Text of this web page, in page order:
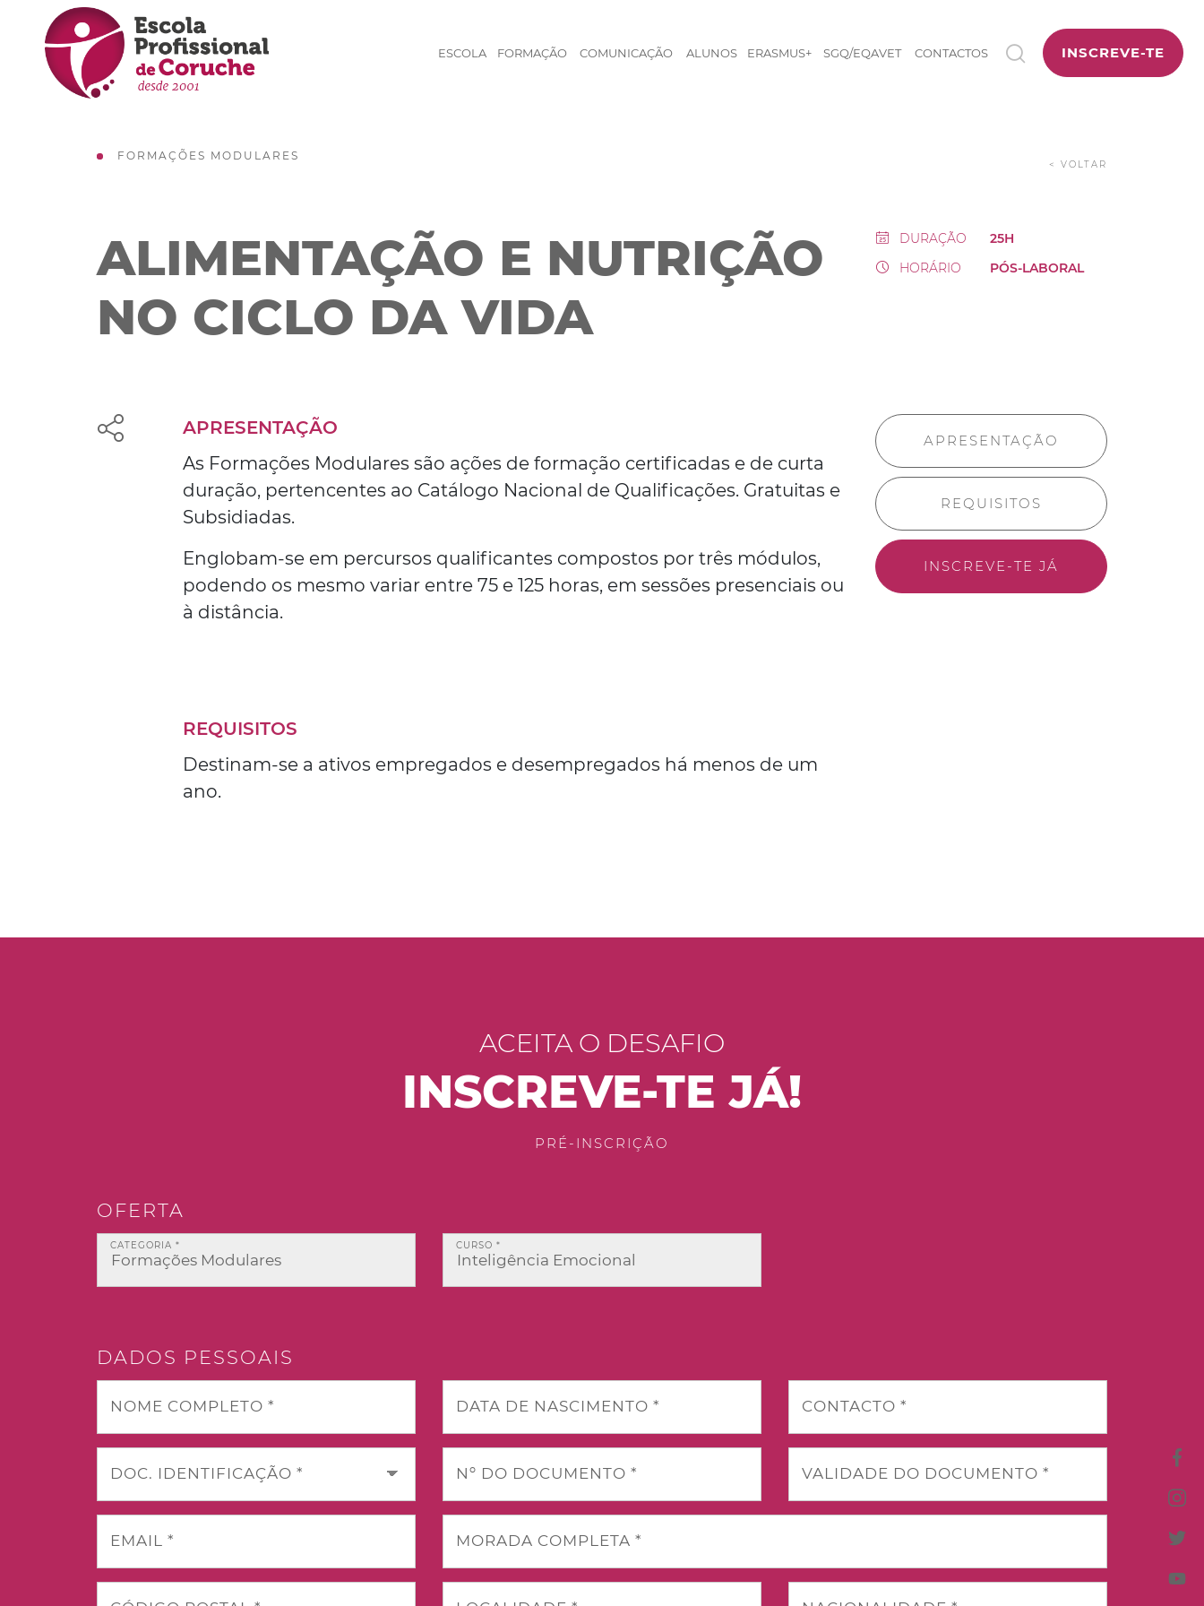
ESCOLA FORMAÇÃO COMUNICAÇÃO ALUNOS ERASMUS+ SGQ/EQAVET CONTACTOS INSCREVE-TE
FORMAÇÕES MODULARES
< VOLTAR
ALIMENTAÇÃO E NUTRIÇÃO
NO CICLO DA VIDA
DURAÇÃO
25H
HORÁRIO
PÓS-LABORAL
APRESENTAÇÃO
As Formações Modulares são ações de formação certificadas e de curta
duração, pertencentes ao Catálogo Nacional de Qualificações. Gratuitas e
Subsidiadas.
Englobam-se em percursos qualificantes compostos por três módulos,
podendo os mesmo variar entre 75 e 125 horas, em sessões presenciais ou
à distância.
REQUISITOS
Destinam-se a ativos empregados e desempregados há menos de um
ano.
APRESENTAÇÃO
REQUISITOS
INSCREVE-TE JÁ
ACEITA O DESAFIO
INSCREVE-TE JÁ!
PRÉ-INSCRIÇÃO
OFERTA
CATEGORIA * CURSO *
DADOS PESSOAIS
NOME COMPLETO * DATA DE NASCIMENTO * CONTACTO *
DOC. IDENTIFICAÇÃO * Nº DO DOCUMENTO * VALIDADE DO DOCUMENTO *
EMAIL * MORADA COMPLETA *